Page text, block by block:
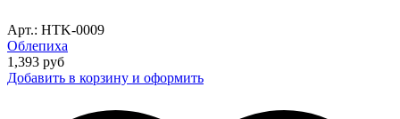
Арт.: HTK-0009
Облепиха
1,393 руб
Добавить в корзину и оформить